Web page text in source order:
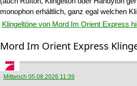
monophon erhältlich, ganz egal welchen
Klingeltöne von Mord Im Orient Express
Mord Im Orient Express
Mittwoch 05.08.2026 11:39